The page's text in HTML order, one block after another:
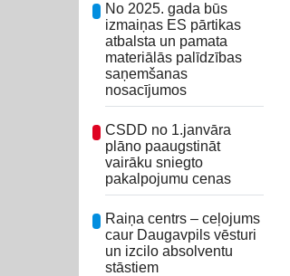
No 2025. gada būs
izmaiņas ES pārtikas
atbalsta un pamata
materiālās palīdzības
saņemšanas
nosacījumos
CSDD no 1.janvāra
plāno paaugstināt
vairāku sniegto
pakalpojumu cenas
Raiņa centrs – ceļojums
caur Daugavpils vēsturi
un izcilo absolventu
stāstiem